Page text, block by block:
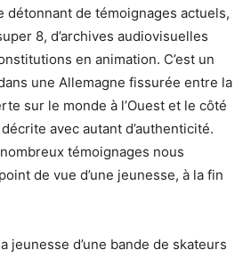
détonnant de témoignages actuels,
8, d’archives audiovisuelles
en animation. C’est un
une Allemagne fissurée entre la
sur le monde à l’Ouest et le côté
avec autant d’authenticité.
témoignages nous
de vue d’une jeunesse, à la fin
jeunesse d’une bande de skateurs